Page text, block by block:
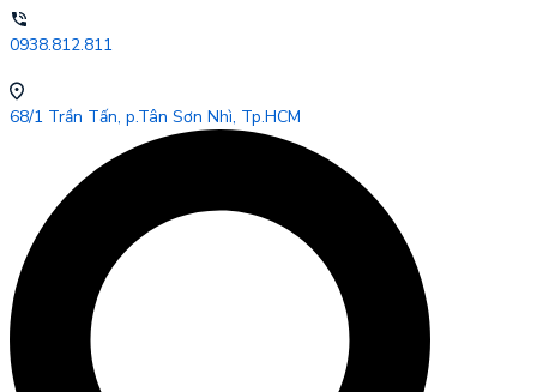
0938.812.811
68/1 Trần Tấn, p.Tân Sơn Nhì, Tp.HCM